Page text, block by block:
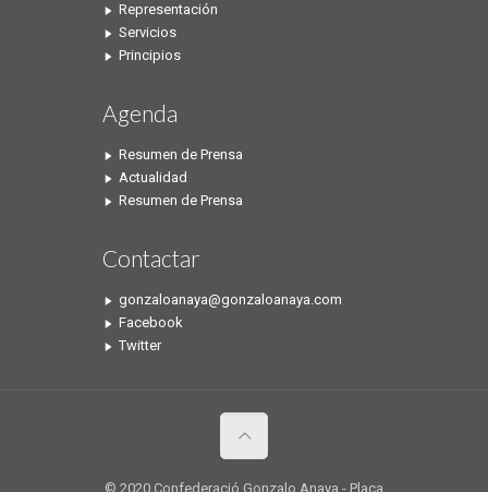
Representación
Servicios
Principios
Agenda
Resumen de Prensa
Actualidad
Resumen de Prensa
Contactar
gonzaloanaya@gonzaloanaya.com
Facebook
Twitter
© 2020 Confederació Gonzalo Anaya - Plaça